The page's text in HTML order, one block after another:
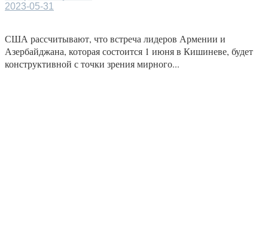
2023-05-31
США рассчитывают, что встреча лидеров Армении и
Азербайджана, которая состоится 1 июня в Кишиневе, будет
конструктивной с точки зрения мирного...